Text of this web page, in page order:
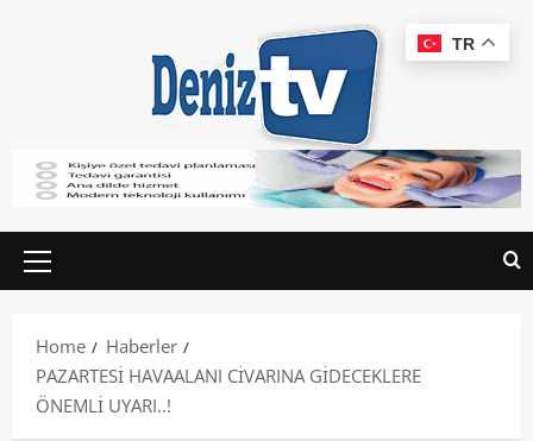
Home
Haberler
PAZARTESİ HAVAALANI CİVARINA GİDECEKLERE
ÖNEMLİ UYARI..!
TR